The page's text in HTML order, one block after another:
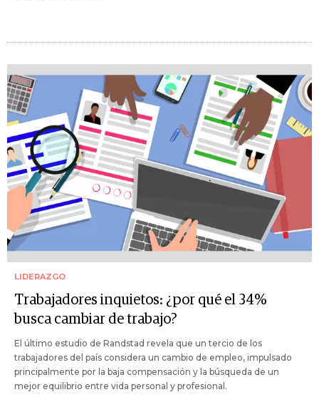
LIDERAZGO
Trabajadores inquietos: ¿por qué el 34%
busca cambiar de trabajo?
El último estudio de Randstad revela que un tercio de los
trabajadores del país considera un cambio de empleo, impulsado
principalmente por la baja compensación y la búsqueda de un
mejor equilibrio entre vida personal y profesional.